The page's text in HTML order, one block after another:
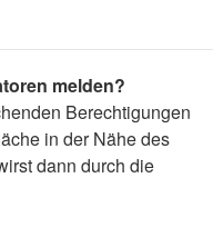
melden?
Berechtigungen
in der Nähe des
dann durch die